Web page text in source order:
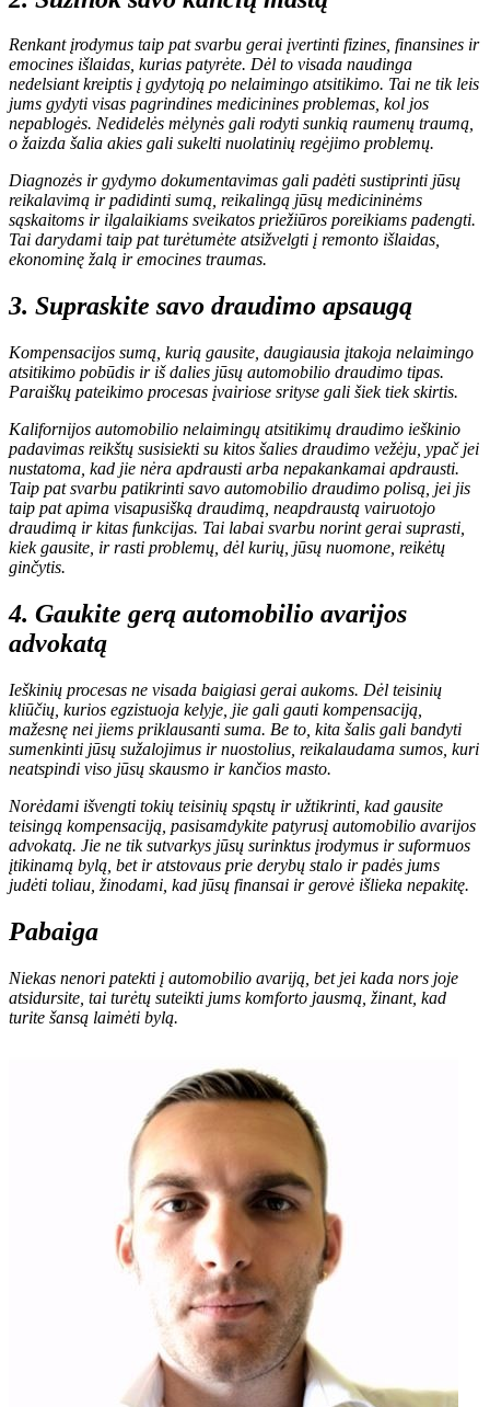
Renkant įrodymus taip pat svarbu gerai įvertinti fizines, finansines ir
emocines išlaidas, kurias patyrėte. Dėl to visada naudinga
nedelsiant kreiptis į gydytoją po nelaimingo atsitikimo. Tai ne tik leis
jums gydyti visas pagrindines medicinines problemas, kol jos
nepablogės. Nedidelės mėlynės gali rodyti sunkią raumenų traumą,
o žaizda šalia akies gali sukelti nuolatinių regėjimo problemų.
Diagnozės ir gydymo dokumentavimas gali padėti sustiprinti jūsų
reikalavimą ir padidinti sumą, reikalingą jūsų medicininėms
sąskaitoms ir ilgalaikiams sveikatos priežiūros poreikiams padengti.
Tai darydami taip pat turėtumėte atsižvelgti į remonto išlaidas,
ekonominę žalą ir emocines traumas.
3. Supraskite savo draudimo apsaugą
Kompensacijos sumą, kurią gausite, daugiausia įtakoja nelaimingo
atsitikimo pobūdis ir iš dalies jūsų automobilio draudimo tipas.
Paraiškų pateikimo procesas įvairiose srityse gali šiek tiek skirtis.
Kalifornijos automobilio nelaimingų atsitikimų draudimo ieškinio
padavimas reikštų susisiekti su kitos šalies draudimo vežėju, ypač jei
nustatoma, kad jie nėra apdrausti arba nepakankamai apdrausti.
Taip pat svarbu patikrinti savo automobilio draudimo polisą, jei jis
taip pat apima visapusišką draudimą, neapdraustą vairuotojo
draudimą ir kitas funkcijas. Tai labai svarbu norint gerai suprasti,
kiek gausite, ir rasti problemų, dėl kurių, jūsų nuomone, reikėtų
ginčytis.
4. Gaukite gerą automobilio avarijos
advokatą
Ieškinių procesas ne visada baigiasi gerai aukoms. Dėl teisinių
kliūčių, kurios egzistuoja kelyje, jie gali gauti kompensaciją,
mažesnę nei jiems priklausanti suma. Be to, kita šalis gali bandyti
sumenkinti jūsų sužalojimus ir nuostolius, reikalaudama sumos, kuri
neatspindi viso jūsų skausmo ir kančios masto.
Norėdami išvengti tokių teisinių spąstų ir užtikrinti, kad gausite
teisingą kompensaciją, pasisamdykite patyrusį automobilio avarijos
advokatą. Jie ne tik sutvarkys jūsų surinktus įrodymus ir suformuos
įtikinamą bylą, bet ir atstovaus prie derybų stalo ir padės jums
judėti toliau, žinodami, kad jūsų finansai ir gerovė išlieka nepakitę.
Pabaiga
Niekas nenori patekti į automobilio avariją, bet jei kada nors joje
atsidursite, tai turėtų suteikti jums komforto jausmą, žinant, kad
turite šansą laimėti bylą.